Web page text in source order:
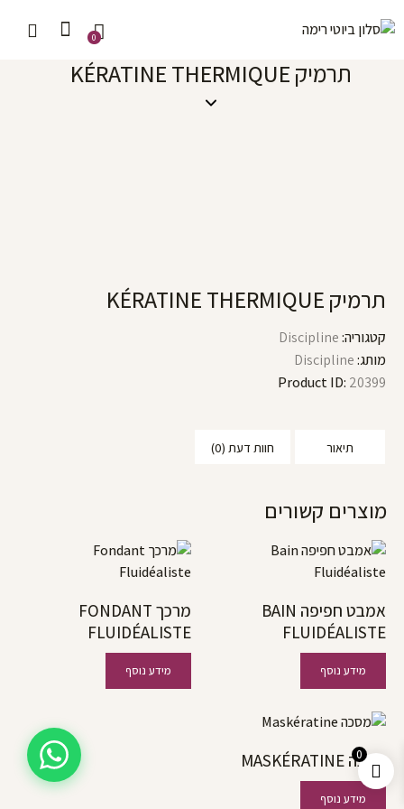
0
0
תרמיק KÉRATINE THERMIQUE
תרמיק KÉRATINE THERMIQUE
קטגוריה:Discipline
מותג:Discipline
Product ID: 20399
תיאור חוות דעת (0)
מוצרים קשורים
אמבט חפיפה BAIN
FLUIDÉALISTE
מידע נוסף
מרכך FONDANT
FLUIDÉALISTE
מידע נוסף
מסכה MASKÉRATINE
מידע נוסף